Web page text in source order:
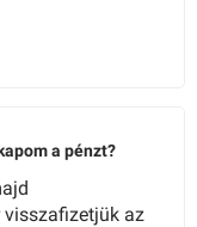
a pénzt?
az